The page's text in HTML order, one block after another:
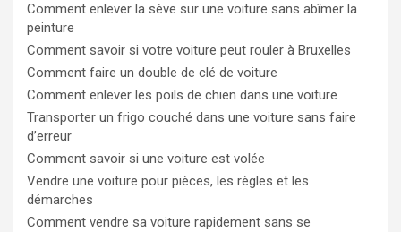
Comment enlever la sève sur une voiture sans abîmer la
peinture
Comment savoir si votre voiture peut rouler à Bruxelles
Comment faire un double de clé de voiture
Comment enlever les poils de chien dans une voiture
Transporter un frigo couché dans une voiture sans faire
d’erreur
Comment savoir si une voiture est volée
Vendre une voiture pour pièces, les règles et les
démarches
Comment vendre sa voiture rapidement sans se